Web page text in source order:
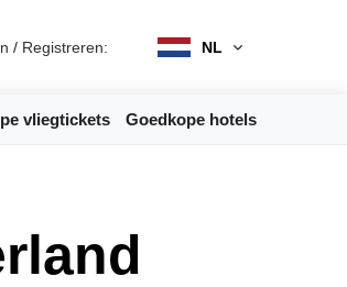
/ Registreren: NL
vliegtickets Goedkope hotels